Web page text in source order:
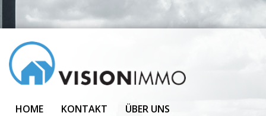
HOME KONTAKT
ÜBER UNS